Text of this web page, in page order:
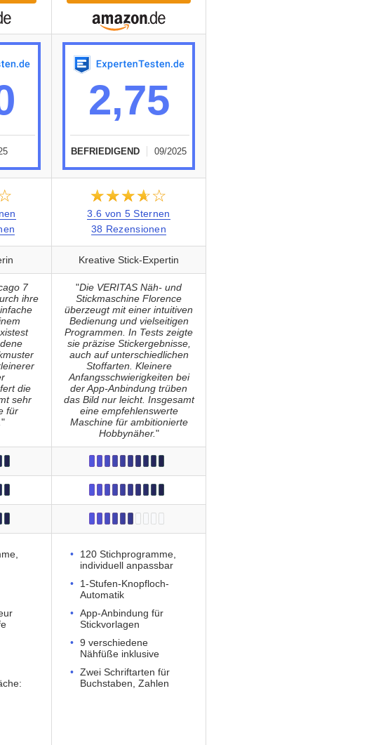
2,75
BEFRIEDIGEND 09/2025
★★★★★
☆☆☆☆☆
3.6 von 5 Sternen
38 Rezensionen
Kreative Stick-Expertin
7
ihre
die
sehr
für
"
"Die VERITAS Näh- und
Stickmaschine Florence
überzeugt mit einer intuitiven
Bedienung und vielseitigen
Programmen. In Tests zeigte
sie präzise Stickergebnisse,
auch auf unterschiedlichen
Stoffarten. Kleinere
Anfangsschwierigkeiten bei
der App-Anbindung trüben
das Bild nur leicht. Insgesamt
eine empfehlenswerte
Maschine für ambitionierte
Hobbynäher."
120 Stichprogramme,
individuell anpassbar
1-Stufen-Knopfloch-
Automatik
App-Anbindung für
Stickvorlagen
9 verschiedene
Nähfüße inklusive
Zwei Schriftarten für
Buchstaben, Zahlen